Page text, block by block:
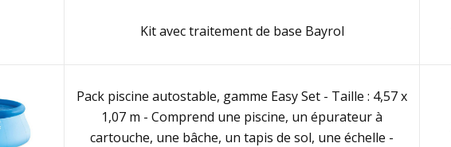
Kit avec traitement de base Bayrol
Pack piscine autostable, gamme Easy Set - Taille : 4,57 x
1,07 m - Comprend une piscine, un épurateur à
cartouche, une bâche, un tapis de sol, une échelle -